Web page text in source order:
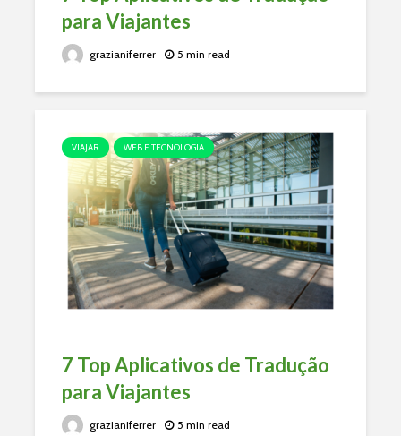
para Viajantes
grazianiferrer 5 min read
VIAJAR WEB E TECNOLOGIA
7 Top Aplicativos de Tradução
para Viajantes
grazianiferrer 5 min read